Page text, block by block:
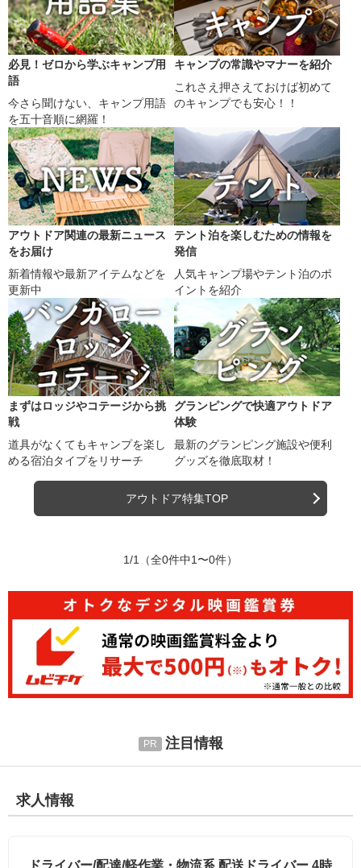
必見！ゼロから学ぶキャンプ用
語
今さら聞けない、キャンプ用語
を五十音順に網羅！
キャンプの常識やマナーを紹介
これさえ押さえておけば初めて
のキャンプでも安心！！
アウトドア関連の最新ニュース
をお届け
新着情報や最新アイテムなどを
更新中
テント泊を楽しむための情報を
発信
人気キャンプ場やテント泊のポ
イントを紹介
まずはロッジやコテージから挑
戦
道具がなくてもキャンプを楽し
める宿泊タイプをリサーチ
グランピングで快適アウトドア
体験
最新のグランピング施設や便利
グッズを徹底取材！
アウトドア特集TOP
1/1 （全0件中1〜0件）
注目情報
求人情報